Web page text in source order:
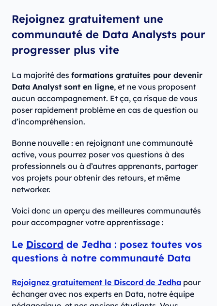
Rejoignez gratuitement une
communauté de Data Analysts pour
progresser plus vite
La majorité des formations gratuites pour devenir
Data Analyst sont en ligne, et ne vous proposent
aucun accompagnement. Et ça, ça risque de vous
poser rapidement problème en cas de question ou
d’incompréhension.
Bonne nouvelle : en rejoignant une communauté
active, vous pourrez poser vos questions à des
professionnels ou à d’autres apprenants, partager
vos projets pour obtenir des retours, et même
networker.
Voici donc un aperçu des meilleures communautés
pour accompagner votre apprentissage :
Le Discord de Jedha : posez toutes vos
questions à notre communauté Data
Rejoignez gratuitement le Discord de Jedha pour
échanger avec nos experts en Data, notre équipe